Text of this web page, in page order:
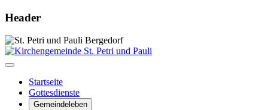
Header
Startseite
Gottesdienste
Gemeindeleben